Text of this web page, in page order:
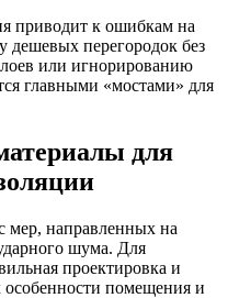
приводит к ошибкам на
дешевых перегородок без
или игнорированию
главными «мостами» для
для
мер, направленных на
шума. Для
проектировка и
помещения и